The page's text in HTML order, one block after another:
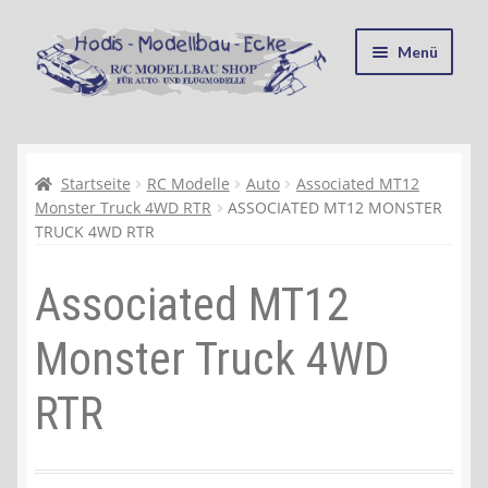
Zur
Navigation
springen
Zum
Inhalt
springen
Menü
Kasse
Mein Konto
Recycling, Entsorgung und Umwelt
Shop
Warenkorb
Ablauf einer Bestellung
Startseite RC Modelle Auto
Associated MT12
Monster Truck 4WD RTR
ASSOCIATED MT12 MONSTER
TRUCK 4WD RTR
Associated MT12
Monster Truck 4WD
RTR